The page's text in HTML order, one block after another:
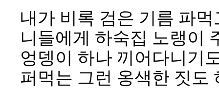
내가 비록 검은 기름 파
니들에게 하숙집 노랭이
엉뎅이 하나 끼어다니기
퍼먹는 그런 옹색한 짓도